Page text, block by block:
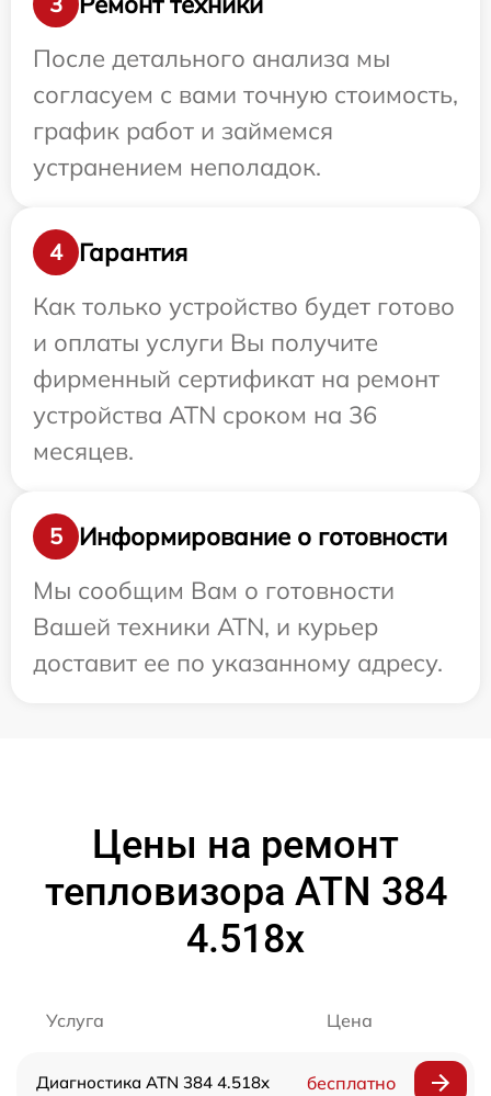
После детального анализа мы
согласуем с вами точную стоимость,
график работ и займемся
устранением неполадок.
4
Гарантия
Как только устройство будет готово
и оплаты услуги Вы получите
фирменный сертификат на ремонт
устройства ATN сроком на 36
месяцев.
5
Информирование о готовности
Мы сообщим Вам о готовности
Вашей техники ATN, и курьер
доставит ее по указанному адресу.
Цены на ремонт
тепловизора ATN 384
4.518x
Услуга Цена
Диагностика ATN 384 4.518x бесплатно